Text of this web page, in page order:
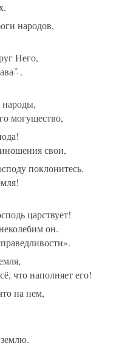
народов,
Него,
* .
народы,
могущество,
свои,
поклонитесь.
царствует!
он.
что наполняет его!
на нем,